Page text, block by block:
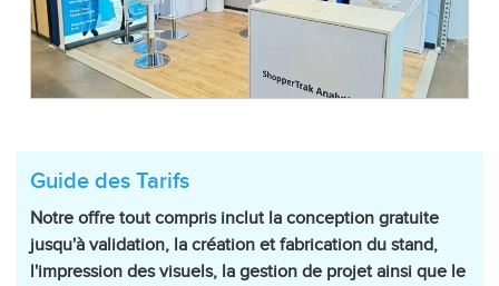
Guide des Tarifs
Notre offre tout compris inclut la conception gratuite
jusqu'à validation, la création et fabrication du stand,
l'impression des visuels, la gestion de projet ainsi que le